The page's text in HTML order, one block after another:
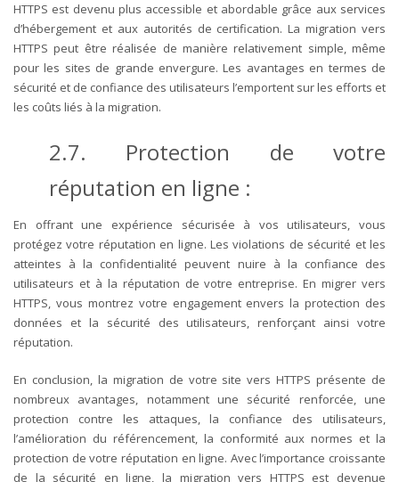
HTTPS est devenu plus accessible et abordable grâce aux services
d’hébergement et aux autorités de certification. La migration vers
HTTPS peut être réalisée de manière relativement simple, même
pour les sites de grande envergure. Les avantages en termes de
sécurité et de confiance des utilisateurs l’emportent sur les efforts et
les coûts liés à la migration.
2.7. Protection de votre
réputation en ligne :
En offrant une expérience sécurisée à vos utilisateurs, vous
protégez votre réputation en ligne. Les violations de sécurité et les
atteintes à la confidentialité peuvent nuire à la confiance des
utilisateurs et à la réputation de votre entreprise. En migrer vers
HTTPS, vous montrez votre engagement envers la protection des
données et la sécurité des utilisateurs, renforçant ainsi votre
réputation.
En conclusion, la migration de votre site vers HTTPS présente de
nombreux avantages, notamment une sécurité renforcée, une
protection contre les attaques, la confiance des utilisateurs,
l’amélioration du référencement, la conformité aux normes et la
protection de votre réputation en ligne. Avec l’importance croissante
de la sécurité en ligne, la migration vers HTTPS est devenue